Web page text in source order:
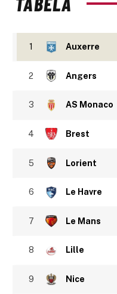
1 Auxerre
2 Angers
3 AS Monaco
4 Brest
5 Lorient
6 Le Havre
7 Le Mans
8 Lille
9 Nice